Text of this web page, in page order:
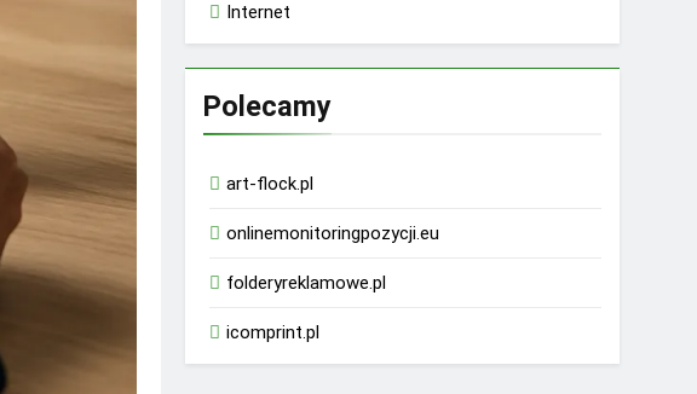
Internet
Polecamy
art-flock.pl
onlinemonitoringpozycji.eu
folderyreklamowe.pl
icomprint.pl